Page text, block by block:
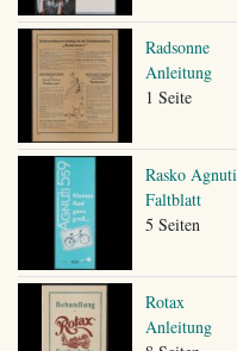
Radsonne
Anleitung
1 Seite
Rasko Agnuti
Faltblatt
5 Seiten
Rotax
Anleitung